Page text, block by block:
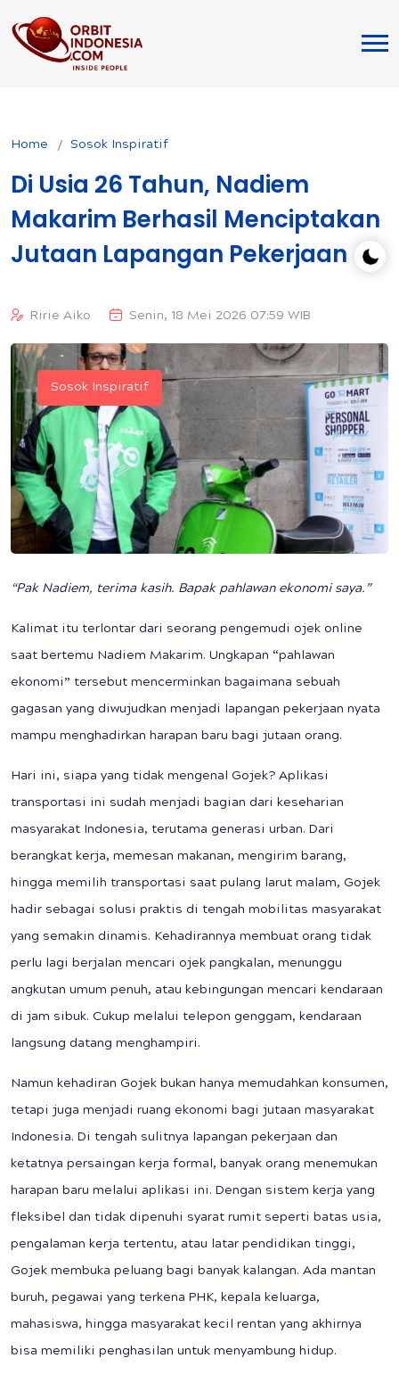
Home Sosok Inspiratif
Di Usia 26 Tahun, Nadiem
Makarim Berhasil Menciptakan
Jutaan Lapangan Pekerjaan
Ririe Aiko Senin, 18 Mei 2026 07:59 WIB
Sosok Inspiratif
“Pak Nadiem, terima kasih. Bapak pahlawan ekonomi saya.”
Kalimat itu terlontar dari seorang pengemudi ojek online
saat bertemu Nadiem Makarim. Ungkapan “pahlawan
ekonomi” tersebut mencerminkan bagaimana sebuah
gagasan yang diwujudkan menjadi lapangan pekerjaan nyata
mampu menghadirkan harapan baru bagi jutaan orang.
Hari ini, siapa yang tidak mengenal Gojek? Aplikasi
transportasi ini sudah menjadi bagian dari keseharian
masyarakat Indonesia, terutama generasi urban. Dari
berangkat kerja, memesan makanan, mengirim barang,
hingga memilih transportasi saat pulang larut malam, Gojek
hadir sebagai solusi praktis di tengah mobilitas masyarakat
yang semakin dinamis. Kehadirannya membuat orang tidak
perlu lagi berjalan mencari ojek pangkalan, menunggu
angkutan umum penuh, atau kebingungan mencari kendaraan
di jam sibuk. Cukup melalui telepon genggam, kendaraan
langsung datang menghampiri.
Namun kehadiran Gojek bukan hanya memudahkan konsumen,
tetapi juga menjadi ruang ekonomi bagi jutaan masyarakat
Indonesia. Di tengah sulitnya lapangan pekerjaan dan
ketatnya persaingan kerja formal, banyak orang menemukan
harapan baru melalui aplikasi ini. Dengan sistem kerja yang
fleksibel dan tidak dipenuhi syarat rumit seperti batas usia,
pengalaman kerja tertentu, atau latar pendidikan tinggi,
Gojek membuka peluang bagi banyak kalangan. Ada mantan
buruh, pegawai yang terkena PHK, kepala keluarga,
mahasiswa, hingga masyarakat kecil rentan yang akhirnya
bisa memiliki penghasilan untuk menyambung hidup.